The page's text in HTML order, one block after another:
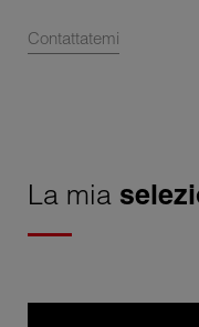
Contattatemi
La mia